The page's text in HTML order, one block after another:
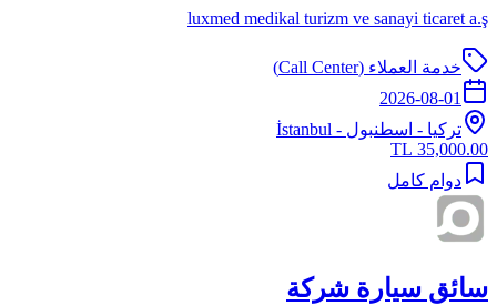
luxmed medikal turizm ve sanayi ticaret a.ş
خدمة العملاء (Call Center)
2026-08-01
تركيا - اسطنبول - İstanbul
35,000.00 TL
دوام كامل
سائق سيارة شركة